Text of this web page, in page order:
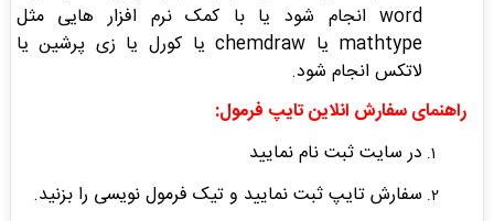
word انجام شود یا با کمک نرم افزار هایی مثل
mathtype یا chemdraw یا کورل یا زی پرشین یا
لاتکس انجام شود.
راهنمای سفارش انلاین تایپ فرمول:
در سایت ثبت نام نمایید
سفارش تایپ ثبت نمایید و تیک فرمول نویسی را بزنید.